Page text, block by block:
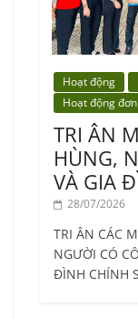
Hoạt động
Hoạt động
TRI ÂN
HÙNG,
VÀ GIA
28/07/2026
TRI ÂN CÁC
NGƯỜI CÓ
ĐÌNH CHÍNH